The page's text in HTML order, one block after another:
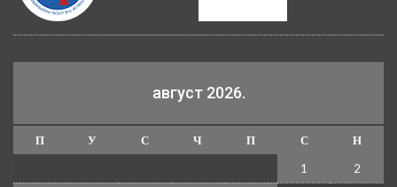
август 2026.
П У С Ч П С
Н
1
2